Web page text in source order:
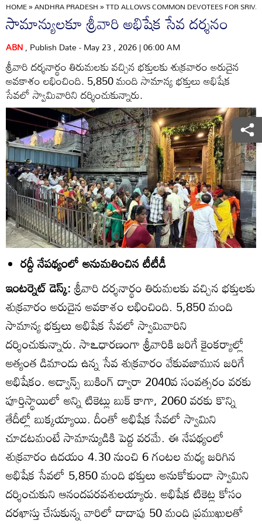
HOME»ANDHRA PRADESH»TTD ALLOWS COMMON DEVOTEES FOR
సామాన్యులకూ శ్రీవారి అభిషేక సేవ దర్శనం
ABN, Publish Date - May 23 , 2026 | 06:00 AM
శ్రీవారి దర్శనార్థం తిరుమలకు వచ్చిన భక్తులకు శుక్రవారం అరుదైన
అవకాశం లభించింది. 5,850 మంది సామాన్య భక్తులు అభిషేక
సేవలో స్వామివారిని దర్శించుకున్నారు.
రద్దీ నేపథ్యంలో అనుమతించిన టీటీడీ
ఇంటర్నెట్ డెస్క్:శ్రీవారి దర్శనార్థం తిరుమలకు వచ్చిన భక్తులకు
శుక్రవారం అరుదైన అవకాశం లభించింది. 5,850 మంది
సామాన్య భక్తులు అభిషేక సేవలో స్వామివారిని
దర్శించుకున్నారు. సాఽధారణంగా శ్రీవారికి జరిగే కైంకర్యాల్లో
అత్యంత డిమాండు ఉన్న సేవ శుక్రవారం వేకువజామున జరిగే
అభిషేకం. అడ్వాన్స్‌ బుకింగ్‌ ద్వారా 2040వ సంవత్సరం వరకు
పూర్తిస్థాయిలో అన్ని టికెట్లు బుక్‌ కాగా, 2060 వరకు కొన్ని
తేదీల్లో బుక్కయ్యాయి. దీంతో అభిషేక సేవలో స్వామిని
చూడటమంటే సామాన్యుడికి పెద్ద వరమే. ఈ నేపథ్యంలో
శుక్రవారం ఉదయం 4.30 నుంచి 6 గంటల మధ్య జరిగిన
అభిషేక సేవలో 5,850 మంది భక్తులు అనుకోకుండా స్వామిని
దర్శించుకుని ఆనందపరవశులయ్యారు. అభిషేక టికెట్ల కోసం
దరఖాస్తు చేసుకున్న వారిలో దాదాపు 50 మంది ప్రముఖులతో